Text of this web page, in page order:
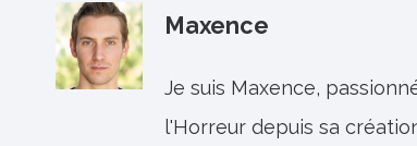
Maxence
Je suis Maxence,
l'Horreur depuis sa